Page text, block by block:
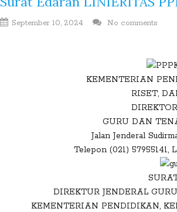
September 10, 2024 No comments
KEMENTERIAN
RISET,
GURU DAN
Jalan Jenderal
Telepon (021) 57955141,
DIREKTUR JENDERAL
KEMENTERIAN PENDIDIKAN,